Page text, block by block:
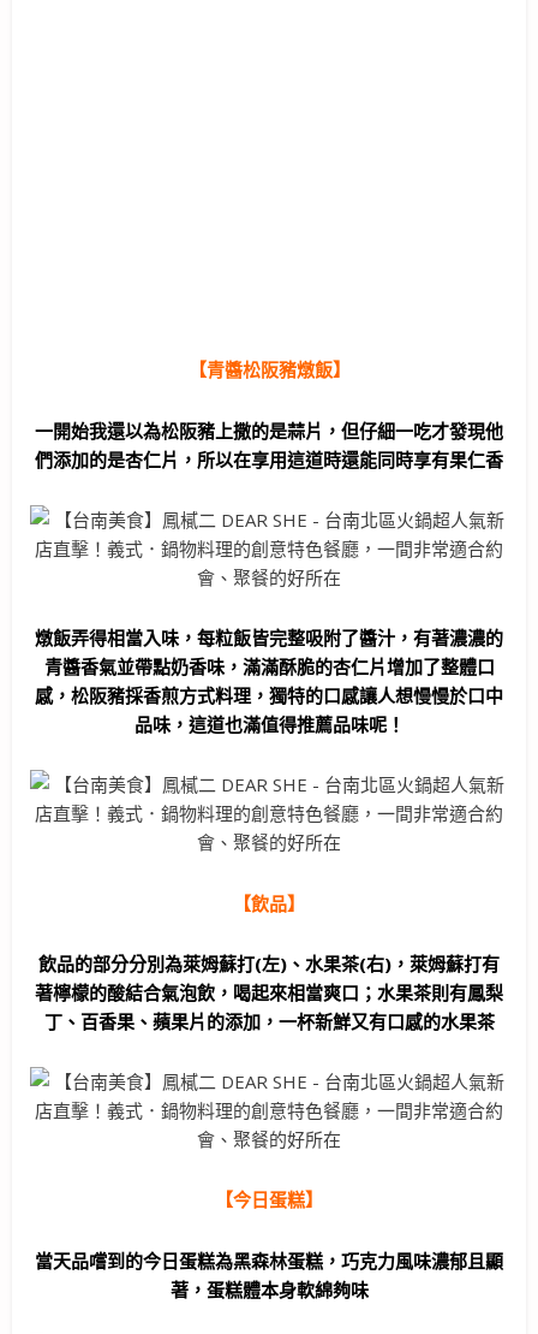
【青醬松阪豬燉飯】
一開始我還以為松阪豬上撒的是蒜片，但仔細一吃才發現他
們添加的是杏仁片，所以在享用這道時還能同時享有果仁香
燉飯弄得相當入味，每粒飯皆完整吸附了醬汁，有著濃濃的
青醬香氣並帶點奶香味，滿滿酥脆的杏仁片增加了整體口
感，松阪豬採香煎方式料理，獨特的口感讓人想慢慢於口中
品味，這道也滿值得推薦品味呢！
【飲品】
飲品的部分分別為萊姆蘇打(左)、水果茶(右)，萊姆蘇打有
著檸檬的酸結合氣泡飲，喝起來相當爽口；水果茶則有鳳梨
丁、百香果、蘋果片的添加，一杯新鮮又有口感的水果茶
【今日蛋糕】
當天品嚐到的今日蛋糕為黑森林蛋糕，巧克力風味濃郁且顯
著，蛋糕體本身軟綿夠味